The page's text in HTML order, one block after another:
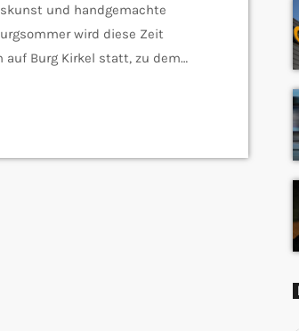
und handgemachte
wird diese Zeit
auf Burg Kirkel statt, zu dem
sind. Dort können